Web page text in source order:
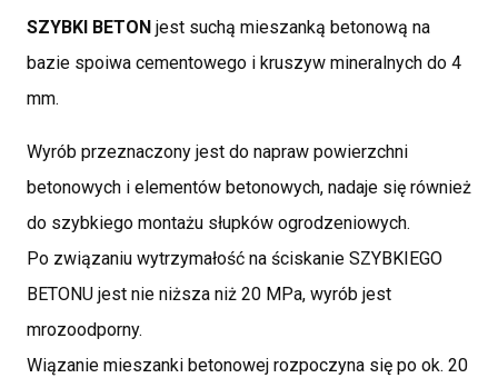
SZYBKI BETON jest suchą mieszanką betonową na
bazie spoiwa cementowego i kruszyw mineralnych do 4
mm.
Wyrób przeznaczony jest do napraw powierzchni
betonowych i elementów betonowych, nadaje się również
do szybkiego montażu słupków ogrodzeniowych.
Po związaniu wytrzymałość na ściskanie SZYBKIEGO
BETONU jest nie niższa niż 20 MPa, wyrób jest
mrozoodporny.
Wiązanie mieszanki betonowej rozpoczyna się po ok. 20